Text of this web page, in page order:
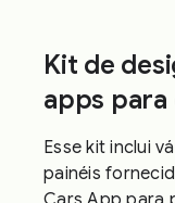
Kit de
apps
Esse kit inclui
painéis